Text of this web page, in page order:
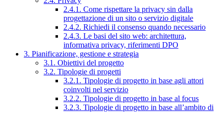
2.4.1. Come rispettare la privacy sin dalla
progettazione di un sito o servizio digitale
2.4.2. Richiedi il consenso quando necessario
2.4.3. Le basi del sito web: architettura,
informativa privacy, riferimenti DPO
3. Pianificazione, gestione e strategia
3.1. Obiettivi del progetto
3.2. Tipologie di progetti
3.2.1. Tipologie di progetto in base agli attori
coinvolti nel servizio
3.2.2. Tipologie di progetto in base al focus
3.2.3. Tipologie di progetto in base all’ambito di